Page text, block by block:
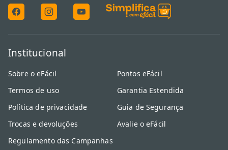
Institucional
Sobre o eFácil
Termos de uso
Política de privacidade
Trocas e devoluções
Regulamento das Campanhas
Pontos eFácil
Garantia Estendida
Guia de Segurança
Avalie o eFácil